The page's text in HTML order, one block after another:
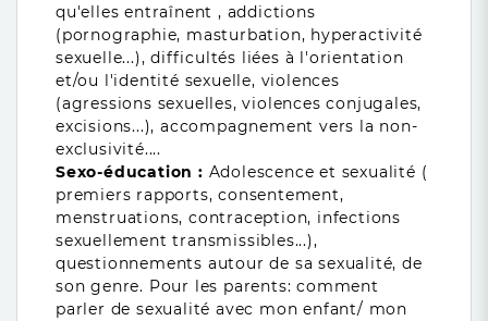
qu'elles entraînent , addictions
(pornographie, masturbation, hyperactivité
sexuelle...), difficultés liées à l'orientation
et/ou l'identité sexuelle, violences
(agressions sexuelles, violences conjugales,
excisions...), accompagnement vers la non-
exclusivité....
Sexo-éducation : Adolescence et sexualité (
premiers rapports, consentement,
menstruations, contraception, infections
sexuellement transmissibles...),
questionnements autour de sa sexualité, de
son genre. Pour les parents: comment
parler de sexualité avec mon enfant/ mon